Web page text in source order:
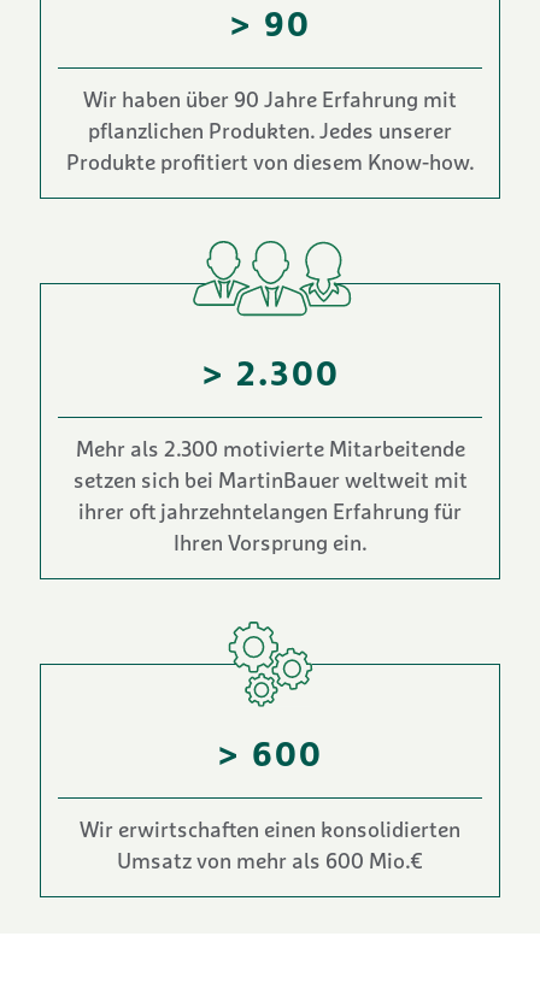
> 90
Wir haben über 90 Jahre Erfahrung mit
pflanzlichen Produkten. Jedes unserer
Produkte profitiert von diesem Know-how.
> 2.300
Mehr als 2.300 motivierte Mitarbeitende
setzen sich bei MartinBauer weltweit mit
ihrer oft jahrzehntelangen Erfahrung für
Ihren Vorsprung ein.
> 600
Wir erwirtschaften einen konsolidierten
Umsatz von mehr als 600 Mio.€